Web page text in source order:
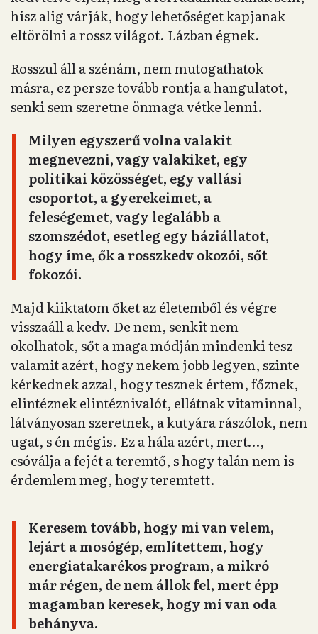
hisz alig várják, hogy lehetőséget kapjanak
eltörölni a rossz világot. Lázban égnek.
Rosszul áll a szénám, nem mutogathatok
másra, ez persze tovább rontja a hangulatot,
senki sem szeretne önmaga vétke lenni.
Milyen egyszerű volna valakit
megnevezni, vagy valakiket, egy
politikai közösséget, egy vallási
csoportot, a gyerekeimet, a
feleségemet, vagy legalább a
szomszédot, esetleg egy háziállatot,
hogy íme, ők a rosszkedv okozói, sőt
fokozói.
Majd kiiktatom őket az életemből és végre
visszaáll a kedv. De nem, senkit nem
okolhatok, sőt a maga módján mindenki tesz
valamit azért, hogy nekem jobb legyen, szinte
kérkednek azzal, hogy tesznek értem, főznek,
elintéznek elintéznivalót, ellátnak vitaminnal,
látványosan szeretnek, a kutyára rászólok, nem
ugat, s én mégis. Ez a hála azért, mert…,
csóválja a fejét a teremtő, s hogy talán nem is
érdemlem meg, hogy teremtett.
Keresem tovább, hogy mi van velem,
lejárt a mosógép, említettem, hogy
energiatakarékos program, a mikró
már régen, de nem állok fel, mert épp
magamban keresek, hogy mi van oda
behányva.